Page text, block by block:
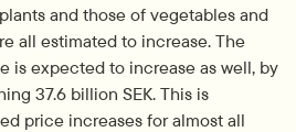
and those of vegetables and
all estimated to increase. The
is expected to increase as well, by
37.6 billion SEK. This is
price increases for almost all